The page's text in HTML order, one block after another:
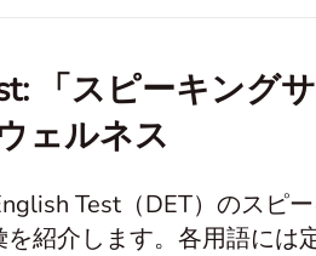
「スピーキング
ェルネス
Test（DET）のスピ
紹介します。各用語には